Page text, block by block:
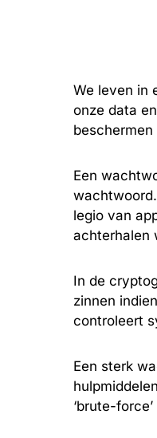
We leven in
onze data
Een
legio van
achterhalen
In de
zinnen
controleert
Een sterk
‘brute-